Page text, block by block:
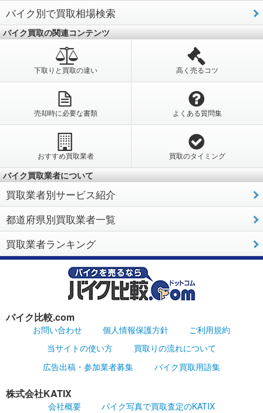
バイク別で買取相場検索
バイク買取の関連コンテンツ
下取りと買取の違い 高く売るコツ
売却時に必要な書類 よくある質問集
おすすめ買取業者 買取のタイミング
バイク買取業者について
買取業者別サービス紹介
都道府県別買取業者一覧
買取業者ランキング
バイク比較.com
お問い合わせ 個人情報保護方針
ご利用規約
当サイトの使い方
買取りの流れについて
広告出稿・参加業者募集
バイク買取用語集
株式会社KATIX
会社概要
バイク写真で買取査定のKATIX